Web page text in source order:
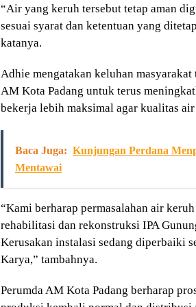
“Air yang keruh tersebut tetap aman
sesuai syarat dan ketentuan yang
katanya.
Adhie mengatakan keluhan
AM Kota Padang untuk terus
bekerja lebih maksimal agar kualitas
Baca Juga: Kunjungan Perdana
Mentawai
“Kami berharap permasalahan air
rehabilitasi dan rekonstruksi IPA
Kerusakan instalasi sedang diperbaiki
Karya,” tambahnya.
Perumda AM Kota Padang berharap